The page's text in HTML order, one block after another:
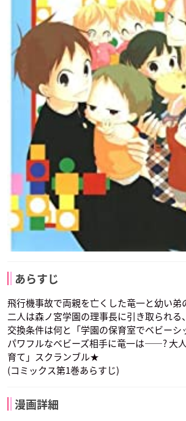
あらすじ
飛行機事故で両親を亡くした竜一と幼い弟
二人は森ノ宮学園の理事長に引き取られる
交換条件は何と「学園の保育室でベビー
パワフルなベビーズ相手に竜一は——? 大
育て」スクランブル★
(コミックス第1巻あらすじ)
漫画詳細